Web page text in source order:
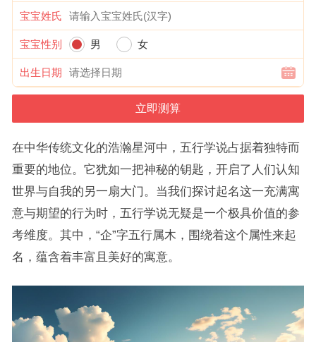
宝宝姓氏
宝宝性别 男 女
出生日期
在中华传统文化的浩瀚星河中，五行学说占据着独特而
重要的地位。它犹如一把神秘的钥匙，开启了人们认知
世界与自我的另一扇大门。当我们探讨起名这一充满寓
意与期望的行为时，五行学说无疑是一个极具价值的参
考维度。其中，“企”字五行属木，围绕着这个属性来起
名，蕴含着丰富且美好的寓意。